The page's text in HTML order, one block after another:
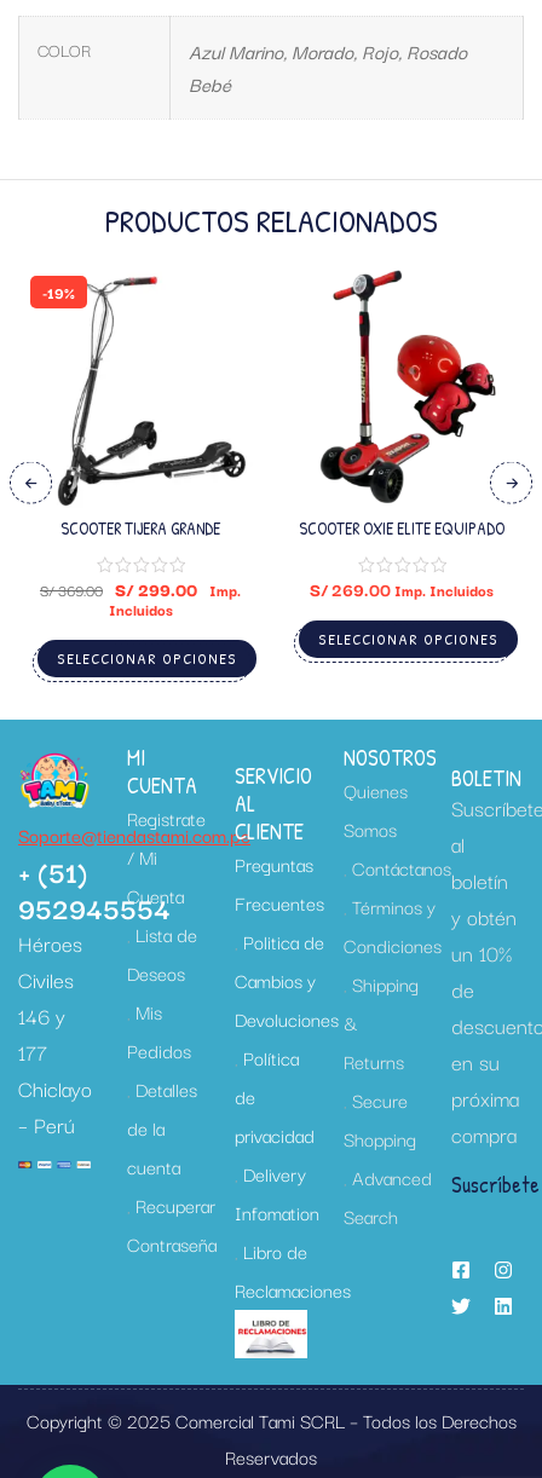
COLOR
Azul Marino, Morado, Rojo, Rosado
Bebé
PRODUCTOS RELACIONADOS
-19%
SCOOTER TIJERA GRANDE
S/369.00 S/299.00 Imp.
Incluidos
SELECCIONAR OPCIONES
SCOOTER OXIE ELITE EQUIPADO
S/269.00Imp. Incluidos
SELECCIONAR OPCIONES
Soporte@tiendastami.com.pe
+ (51)
952945554
Héroes
Civiles
146 y
177
Chiclayo
– Perú
MI
CUENTA
Registrate
/ Mi
Cuenta
Lista de
Deseos
Mis
Pedidos
Detalles
de la
cuenta
Recuperar
Contraseña
SERVICIO
AL
CLIENTE
Preguntas
Frecuentes
Politica de
Cambios y
Devoluciones
Política
de
privacidad
Delivery
Infomation
Libro de
Reclamaciones
NOSOTROS
Quienes
Somos
Contáctanos
Términos y
Condiciones
Shipping
&
Returns
Secure
Shopping
Advanced
Search
BOLETIN
al
boletín
y obtén
un 10%
de
en su
próxima
compra
Suscríbete
Copyright © 2025 Comercial Tami SCRL – Todos los Derechos
Reservados